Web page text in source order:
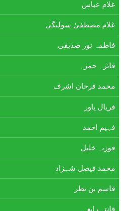
غلام عباس
غلام مصطفیٰ سولنگی
فاطمہ نور صدیقی
فائزہ حمزہ
محمد فرحان اشرف
فریال یاور
فہیم احمد
فوزیہ خلیل
محمد فیصل شہزاد
قاسم بن نظر
قانتہ رابعہ